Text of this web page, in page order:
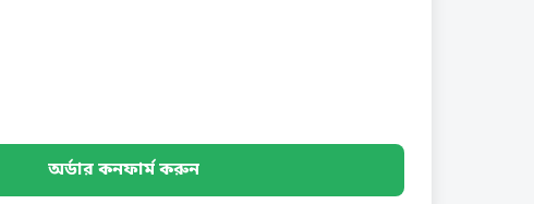
অর্ডার কনফার্ম করুন